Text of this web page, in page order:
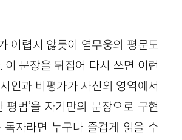
어렵지 않듯이 염무웅의 평문도
이 문장을 뒤집어 다시 쓰면 이런
인과 비평가가 자신의 영역에서
평범’을 자기만의 문장으로 구현
독자라면 누구나 즐겁게 읽을 수